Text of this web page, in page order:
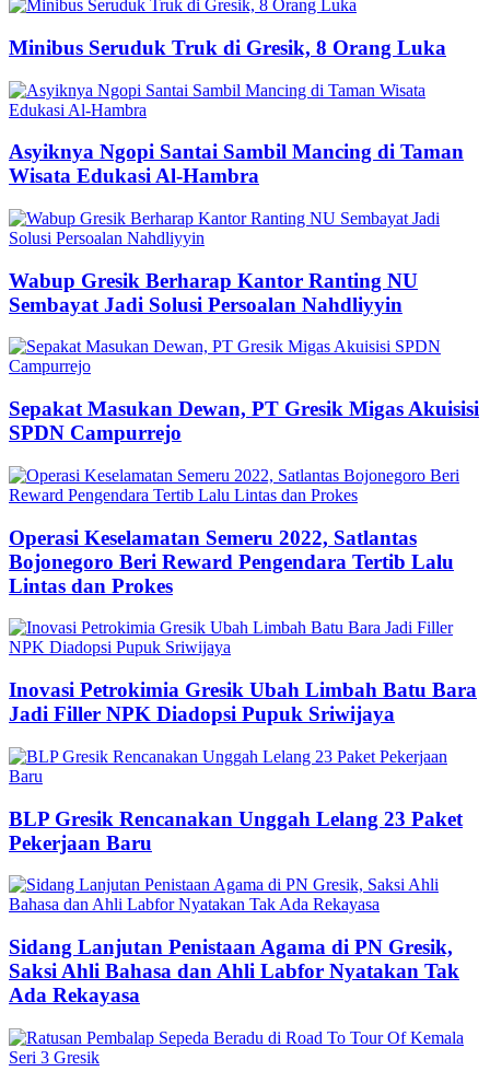
Minibus Seruduk Truk di Gresik, 8 Orang Luka
Asyiknya Ngopi Santai Sambil Mancing di Taman
Wisata Edukasi Al-Hambra
Wabup Gresik Berharap Kantor Ranting NU
Sembayat Jadi Solusi Persoalan Nahdliyyin
Sepakat Masukan Dewan, PT Gresik Migas Akuisisi
SPDN Campurrejo
Operasi Keselamatan Semeru 2022, Satlantas
Bojonegoro Beri Reward Pengendara Tertib Lalu
Lintas dan Prokes
Inovasi Petrokimia Gresik Ubah Limbah Batu Bara
Jadi Filler NPK Diadopsi Pupuk Sriwijaya
BLP Gresik Rencanakan Unggah Lelang 23 Paket
Pekerjaan Baru
Sidang Lanjutan Penistaan Agama di PN Gresik,
Saksi Ahli Bahasa dan Ahli Labfor Nyatakan Tak
Ada Rekayasa